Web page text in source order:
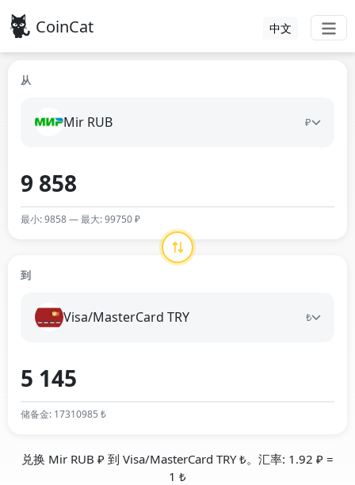
CoinCat 中文
从
Mir RUB ₽
最小: 9858 — 最大: 99750 ₽
到
Visa/MasterCard TRY ₺
储备金: 17310985 ₺
兑换 Mir RUB ₽ 到 Visa/MasterCard TRY ₺。汇率: 1.92 ₽ =
1 ₺